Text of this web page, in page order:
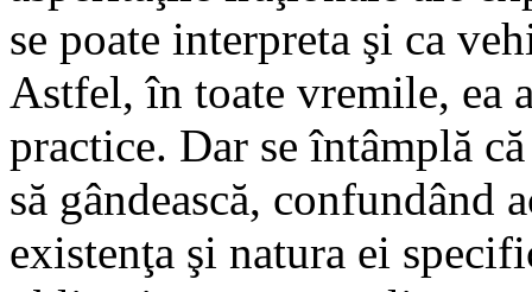
se poate interpreta şi ca
Astfel, în toate vremile, ea
practice. Dar se întâmplă
să gândească, confundând
existenţa şi natura ei